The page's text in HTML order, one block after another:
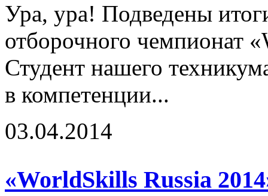
Ура, ура! Подведены
отборочного чемпионат
Студент нашего
в компетенции...
03.04.2014
«WorldSkills Russia